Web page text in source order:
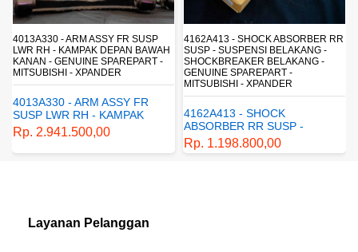
4013A330 - ARM ASSY FR SUSP
LWR RH - KAMPAK DEPAN BAWAH
KANAN - GENUINE SPAREPART -
MITSUBISHI - XPANDER
4013A330 - ARM ASSY FR
SUSP LWR RH - KAMPAK
DEPAN BAWAH KANAN -
GENUINE SPAREPART -
MITSUBISHI - XPANDER
Rp. 2.941.500,00
4162A413 - SHOCK ABSORBER RR
SUSP - SUSPENSI BELAKANG -
SHOCKBREAKER BELAKANG -
GENUINE SPAREPART -
MITSUBISHI - XPANDER
4162A413 - SHOCK
ABSORBER RR SUSP -
SUSPENSI BELAKANG -
SHOCKBREAKER BELAKANG
Rp. 1.198.800,00
Layanan Pelanggan